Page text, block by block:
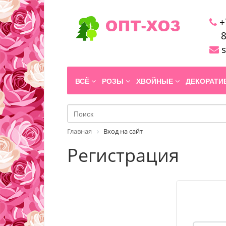
ВСЁ РОЗЫ ХВОЙНЫЕ
Главная Вход на сайт
Регистрация